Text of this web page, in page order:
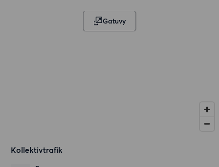
Gatuvy
Kollektivtrafik